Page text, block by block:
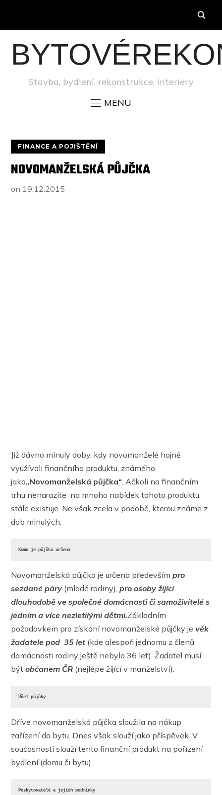
Stavba, bydlení, rekonstrukce, interiery
MENU
FINANCE A POJIŠTĚNÍ
NOVOMANŽELSKÁ PŮJČKA
on 19.12.2015
Již dávno minuly doby, kdy novomanželé hojně
využívali finančního produktu, známého
jako„Novomanželská půjčka“. Ačkoli na finančním
trhu nenarazíte na mnoho nabídek tohoto produktu,
stále existuje. Ne však zcela v podobě, kterou známe z
dob minulých.
Komu je půjčka určena
Novomanželská půjčka je určena předevšímpro
sezdané páry (mladé rodiny),pro osoby žijící
dlouhodobě ve společné domácnosti či samoživitelé s
jedním a více nezletilými dětmi.Základním
požadavkem pro získání novomanželské půjčky jevěk
žadatele pod 35 let (kde alespoň jednomu z členů
domácnosti rodiny ještě nebylo 36 let). Žadatel musí
býtobčanem ČR (nejlépe žijící v manželství).
Účel půjčky
Dříve novomanželská půjčka sloužila na nákup
zařízení do bytu. Dnes však slouží jako příspěvek. V
současnosti slouží tento finanční produkt na pořízení
bydlení (domu či bytu).
Poskytovatelé a jejich podmínky